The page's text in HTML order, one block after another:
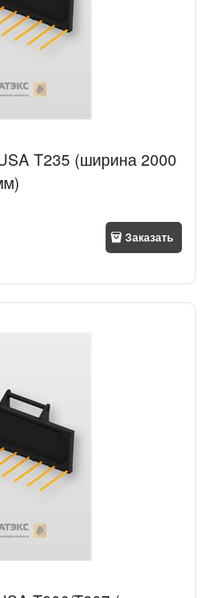
T235 (ширина 2000
Заказать